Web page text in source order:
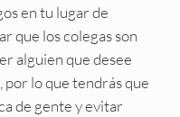
en tu lugar de
que los colegas son
alguien que desee
lo que tendrás que
de gente y evitar